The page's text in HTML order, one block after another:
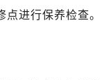
进行保养检查。